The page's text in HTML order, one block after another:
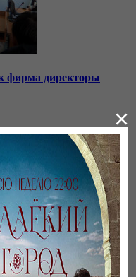
фирма директоры
×